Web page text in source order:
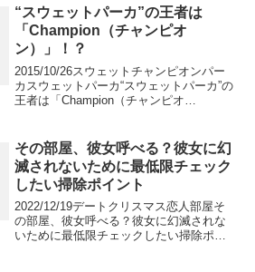
懐かしい日本の食べ物から便利なグッズ
まで、海外生...
“スウェットパーカ”の王者は
「Champion（チャンピオ
ン）」！？
2015/10/26スウェットチャンピオンパー
カスウェットパーカ“スウェットパーカ”の
王者は「Champion（チャンピオ
にとっても、あまり馴染みのない方にと
っても、お...
その部屋、彼女呼べる？彼女に幻
滅されないために最低限チェック
したい掃除ポイント
2022/12/19デートクリスマス恋人部屋そ
の部屋、彼女呼べる？彼女に幻滅されな
いために最低限チェックしたい掃除ポイ